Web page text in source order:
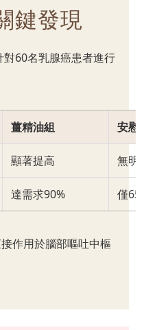
鍵發現
60名乳腺癌患者進行
薑精油組 安慰
顯著提高 無明
達需求90% 僅
作用於腦部嘔吐中樞